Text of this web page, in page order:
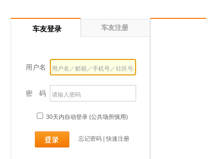
车友登录 车友注册
用户名
密 码
30天内自动登录 (公共场所慎用)
忘记密码 快速注册